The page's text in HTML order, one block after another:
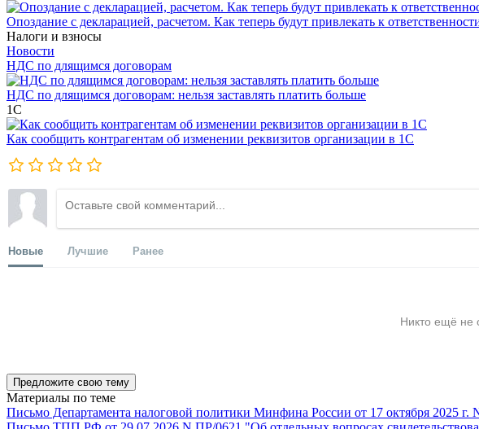
Опоздание с декларацией, расчетом. Как теперь будут привлекать к
Налоги и взносы
Новости
НДС по длящимся договорам
НДС по длящимся договорам: нельзя заставлять платить больше
1С
Как сообщить контрагентам об изменении реквизитов организации в 1C
Новые Лучшие Ранее
Никто ещё не
Предложите свою тему
Материалы по теме
Письмо Департамента налоговой политики Минфина России от 17 октября 2025 г.